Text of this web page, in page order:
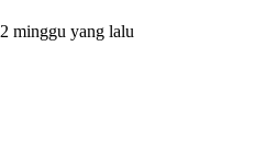
2 minggu yang lalu